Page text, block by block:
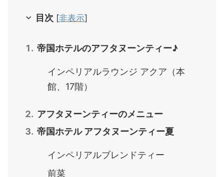
目次 [非表示]
帝国ホテルのアフタヌーンティー♪
インペリアルラウンジ アクア（本
館、17階）
アフタヌーンティーのメニュー
帝国ホテル アフタヌーンティー夏
インペリアルブレンドティー
前菜